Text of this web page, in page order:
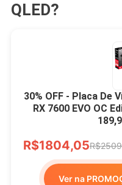
QLED?
30% OFF - Placa De
RX 7600 EVO OC
R$1804,05
Ver na